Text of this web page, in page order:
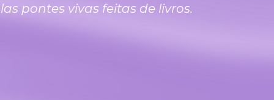
pontes vivas feitas de livros.